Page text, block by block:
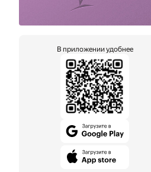
В приложении удобнее